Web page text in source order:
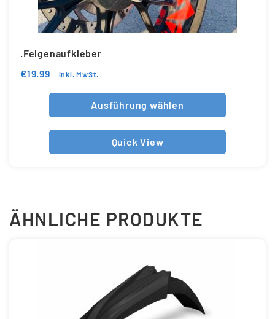
.Felgenaufkleber
€19.99 inkl. MwSt.
Ausführung wählen
Quick View
ÄHNLICHE PRODUKTE